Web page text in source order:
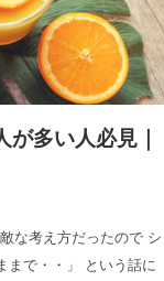
多い人必見｜
な考え方だったので シ
で・・」 という話に